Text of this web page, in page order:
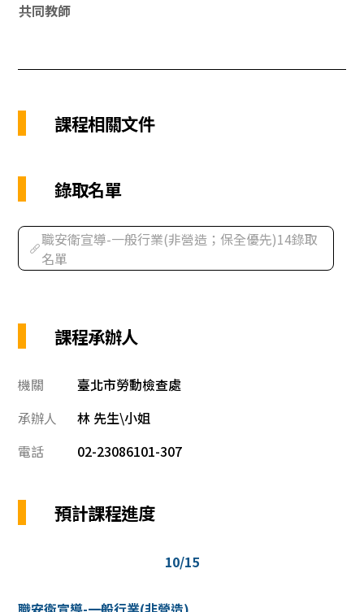
共同教師
課程相關文件
錄取名單
職安衛宣導-一般行業(非營造；保全優先)14錄取
名單
課程承辦人
機關
臺北市勞動檢查處
承辦人
林 先生\小姐
電話
02-23086101-307
預計課程進度
10/15